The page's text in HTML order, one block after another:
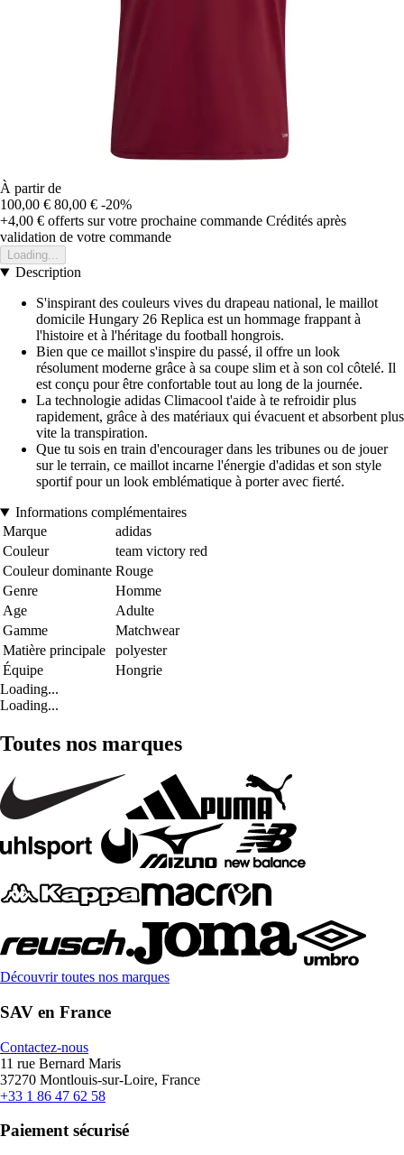
À partir de
100,00 € 80,00 € -20%
+4,00 € offerts sur votre prochaine commande Crédités après
validation de votre commande
Loading...
Description
S'inspirant des couleurs vives du drapeau national, le maillot
domicile Hungary 26 Replica est un hommage frappant à
l'histoire et à l'héritage du football hongrois.
Bien que ce maillot s'inspire du passé, il offre un look
résolument moderne grâce à sa coupe slim et à son col côtelé. Il
est conçu pour être confortable tout au long de la journée.
La technologie adidas Climacool t'aide à te refroidir plus
rapidement, grâce à des matériaux qui évacuent et absorbent plus
vite la transpiration.
Que tu sois en train d'encourager dans les tribunes ou de jouer
sur le terrain, ce maillot incarne l'énergie d'adidas et son style
sportif pour un look emblématique à porter avec fierté.
Informations complémentaires
Marque
adidas
Couleur
team victory red
Couleur dominante Rouge
Genre
Homme
Age
Adulte
Gamme
Matchwear
Matière principale
polyester
Équipe
Hongrie
Loading...
Loading...
Toutes nos marques
Découvrir toutes nos marques
SAV en France
Contactez-nous
11 rue Bernard Maris
37270 Montlouis-sur-Loire, France
+33 1 86 47 62 58
Paiement sécurisé